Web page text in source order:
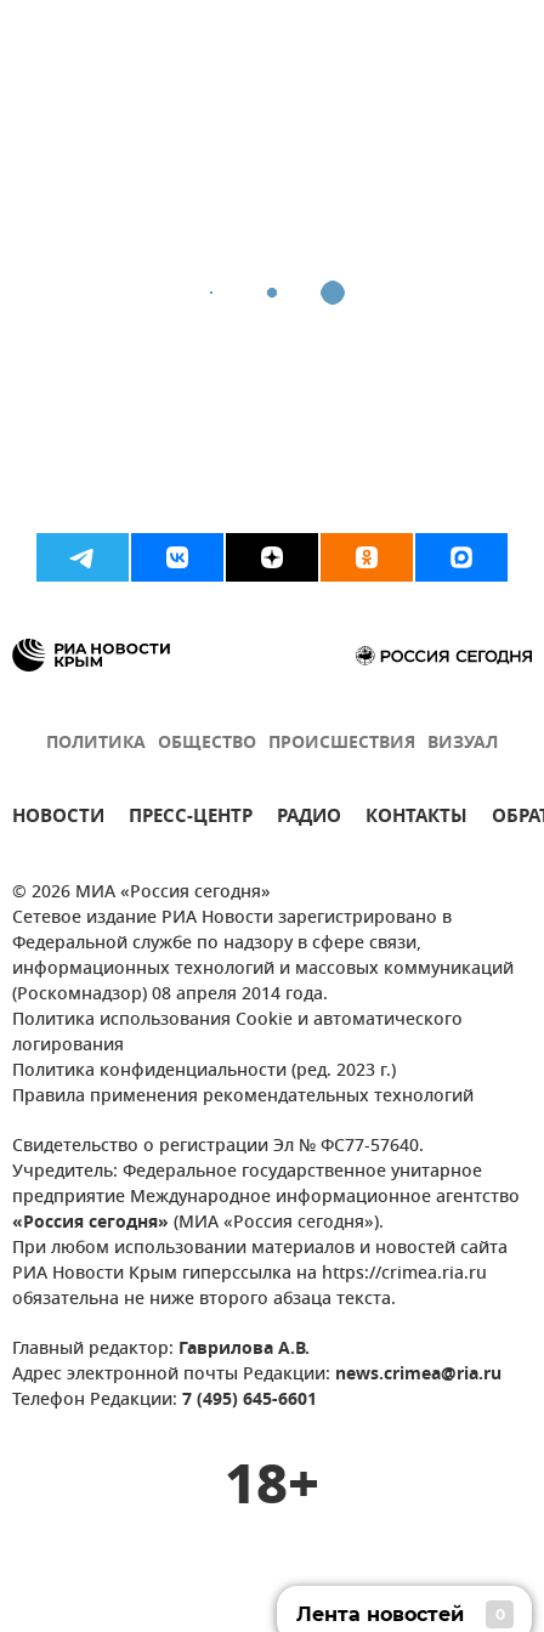
ПОЛИТИКА ОБЩЕСТВО ПРОИСШЕСТВИЯ ВИЗУАЛ
НОВОСТИ ПРЕСС-ЦЕНТР РАДИО КОНТАКТЫ
© 2026 МИА «Россия сегодня»
Сетевое издание РИА Новости зарегистрировано в
Федеральной службе по надзору в сфере связи,
информационных технологий и массовых коммуникаций
(Роскомнадзор) 08 апреля 2014 года.
Политика использования Cookie и автоматического
логирования
Политика конфиденциальности (ред. 2023 г.)
Правила применения рекомендательных технологий
Свидетельство о регистрации Эл № ФС77-57640.
Учредитель: Федеральное государственное унитарное
предприятие Международное информационное агентство
«Россия сегодня» (МИА «Россия сегодня»).
При любом использовании материалов и новостей сайта
РИА Новости Крым гиперссылка на https://crimea.ria.ru
обязательна не ниже второго абзаца текста.
Главный редактор: Гаврилова А.В.
Адрес электронной почты Редакции: news.crimea@ria.ru
Телефон Редакции: 7 (495) 645-6601
18+
Лента новостей 0